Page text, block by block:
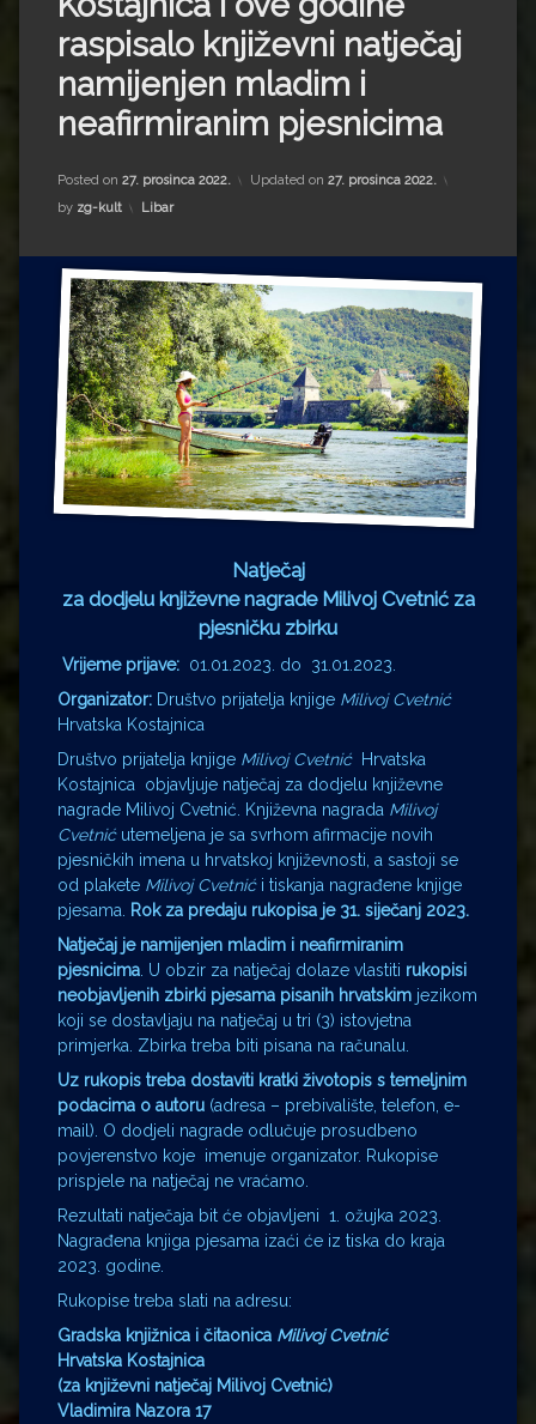
Impressum
Milenko Strižak
Drugi autori
Drugi autori
Matea Andrić
Ljiljana Lekanić-Kljaić
Mario Lovreković
Miroslav Šantek
raspisalo književni natječaj
namijenjen mladim i
neafirmiranim pjesnicima
Posted on 27. prosinca 2022. Updated on 27. prosinca 2022.
by zg-kult Kategorije:
Libar
Natječaj
za dodjelu književne nagrade Milivoj Cvetnić za
pjesničku zbirku
Vrijeme prijave: 01.01.2023. do 31.01.2023.
Organizator: Društvo prijatelja knjige Milivoj Cvetnić
Hrvatska Kostajnica
Društvo prijatelja knjige Milivoj CvetnićHrvatska
Kostajnica objavljuje natječaj za dodjelu književne
nagrade Milivoj Cvetnić. Književna nagrada Milivoj
Cvetnićutemeljena je sa svrhom afirmacije novih
pjesničkih imena u hrvatskoj književnosti, a sastoji se
od plakete Milivoj Cvetnići tiskanja nagrađene knjige
pjesama.
Rok za predaju rukopisa je 31. siječanj 2023.
Natječaj je namijenjen mladim i neafirmiranim
pjesnicima . U obzir za natječaj dolaze vlastiti rukopisi
neobjavljenih zbirki pjesama pisanih hrvatskim jezikom
koji se dostavljaju na natječaj u tri (3) istovjetna
primjerka. Zbirka treba biti pisana na računalu.
Uz rukopis treba dostaviti kratki životopis s temeljnim
podacima o autoru (adresa – prebivalište, telefon, e-
mail). O dodjeli nagrade odlučuje prosudbeno
povjerenstvo koje imenuje organizator. Rukopise
prispjele na natječaj ne vraćamo.
Rezultati natječaja bit će objavljeni 1. ožujka 2023.
Nagrađena knjiga pjesama izaći će iz tiska do kraja
2023. godine.
Rukopise treba slati na adresu:
Gradska knjižnica i čitaonica Milivoj Cvetnić
Hrvatska Kostajnica
(za književni natječaj Milivoj Cvetnić)
Vladimira Nazora 17